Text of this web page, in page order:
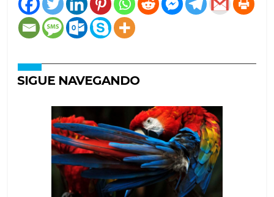
SIGUE NAVEGANDO